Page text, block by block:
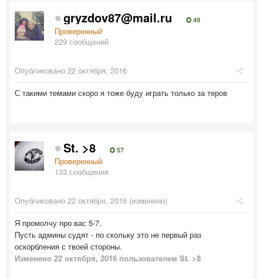
gryzdov87@mail.ru 49
Проверенный
229 сообщений
Опубликовано 22 октября, 2016
С такими темами скоро я тоже буду играть только за теров
St. >8 57
Проверенный
133 сообщения
Опубликовано 22 октября, 2016 (изменено)
Я промолчу про вас 5-7.
Пусть админы судят - по скольку это не первый раз
оскорбления с твоей стороны.
Изменено 22 октября, 2016 пользователем St. >8